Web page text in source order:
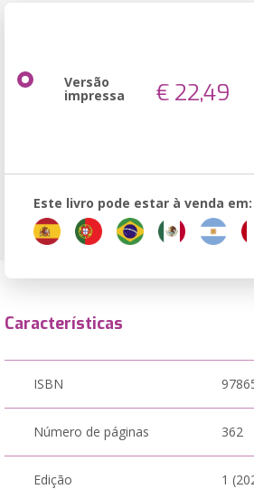
Versão
impressa € 22,49
Este livro pode estar à venda em:
Características
ISBN
Número de páginas 362
Edição 1